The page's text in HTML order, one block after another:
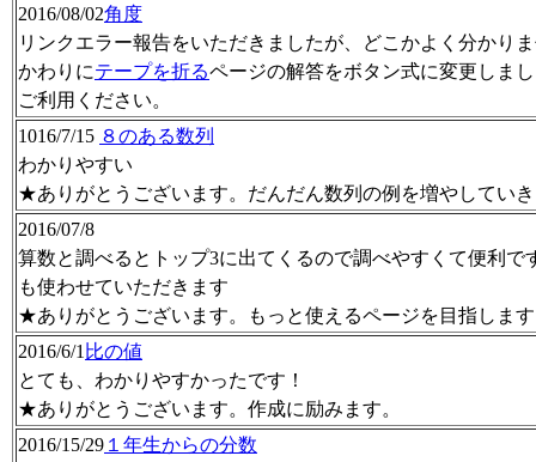
2016/08/02角度
リンクエラー報告をいただきましたが、どこかよく分かり
かわりにテープを折るページの解答をボタン式に変更しま
ご利用ください。
1016/7/15 ８のある数列
わかりやすい
★ありがとうございます。だんだん数列の例を増やしてい
2016/07/8
算数と調べるとトップ3に出てくるので調べやすくて便利
も使わせていただきます
★ありがとうございます。もっと使えるページを目指しま
2016/6/1 比の値
とても、わかりやすかったです！
★ありがとうございます。作成に励みます。
2016/15/29 １年生からの分数